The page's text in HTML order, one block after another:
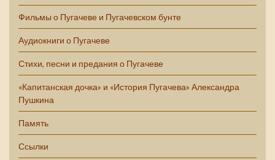
Фильмы о Пугачеве и Пугачевском бунте
Аудиокниги о Пугачеве
Стихи, песни и предания о Пугачеве
«Капитанская дочка» и «История Пугачева» Александра
Пушкина
Память
Ссылки